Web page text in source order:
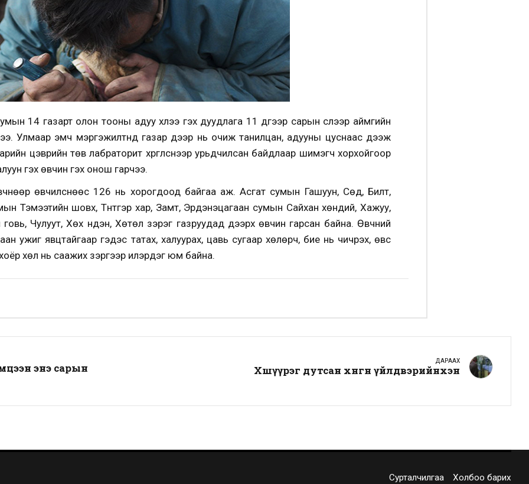
14 газарт олон тооны адуу үхлээ гэх дуудлага 11 дүгээр сарын сүүлээр аймгийн
Улмаар эмч мэргэжилтнүүд газар дээр нь очиж танилцан, адууны цуснаас дээж
цэврийн төв лабраторит хүргүүлснээр урьдчилсан байдлаар шимэгч хорхойгоор
гэх өвчин гэх онош гарчээ.
өвчилснөөс 126 нь хорогдоод байгаа аж. Асгат сумын Гашуун, Сөд, Билүүт,
Тэмээтийн шовх, Түнтгэр хар, Замт, Эрдэнэцагаан сумын Сайхан хөндий, Хажуу,
Чулуут, Хөх нүдэн, Хөтөл зэрэг газруудад дээрх өвчин гарсан байна. Өвчний
ужиг явцтайгаар гэдэс татах, халуурах, цавь сугаар хөлөрч, бие нь чичрэх, өвс
хөл нь саажих зэргээр илэрдэг юм байна.
энэ сарын
ДАРААХ
Хөшүүрэг дутсан хөнгөн үйлдвэрийнхэн
Сурталчилгаа Холбоо барих